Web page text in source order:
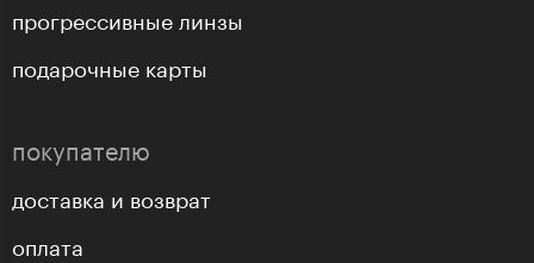
прогрессивные линзы
подарочные карты
покупателю
доставка и возврат
оплата